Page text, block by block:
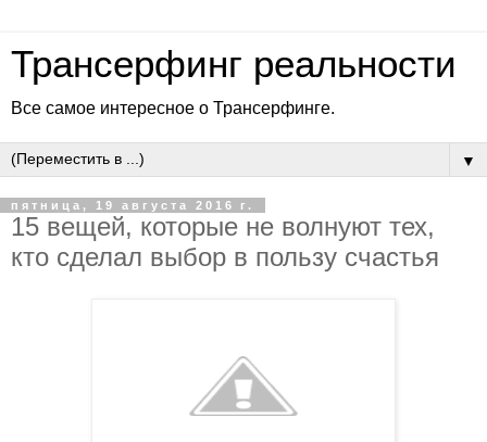
Трансерфинг реальности
Все самое интересное о Трансерфинге.
▼
пятница, 19 августа 2016 г.
15 вещей, которые не волнуют тех,
кто сделал выбор в пользу счастья